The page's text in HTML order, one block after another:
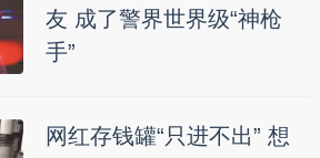
友 成了警界世界级“神枪
手”
网红存钱罐“只进不出” 想